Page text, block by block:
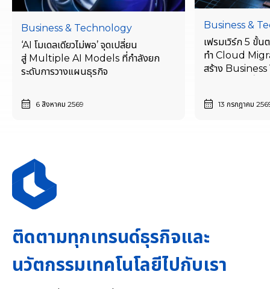
Business & Technology
‘AI โมเดลเดียวไม่พอ’ จุดเปลี่ยน
สู่ Multiple AI Models ที่กำลังยก
ระดับการวางแผนธุรกิจ
6 สิงหาคม 2569
Business &
เฟรมเวิร์ก 5 ขั้น
ทำ Cloud
สร้าง
13 กรกฎาคม
ติดตามทุกเทรนด์ธุรกิจและ
นวัตกรรมเทคโนโลยีไปกับเรา